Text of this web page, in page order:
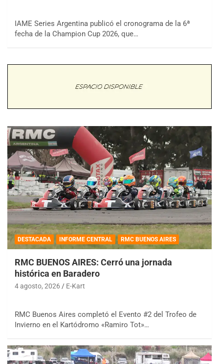
IAME Series Argentina publicó el cronograma de la 6ª
fecha de la Champion Cup 2026, que…
DESTACADA INFORME CENTRAL RMC BUENOS AIRES
RMC BUENOS AIRES: Cerró una jornada
histórica en Baradero
4 agosto, 2026 E-Kart
RMC Buenos Aires completó el Evento #2 del Trofeo de
Invierno en el Kartódromo «Ramiro Tot»…